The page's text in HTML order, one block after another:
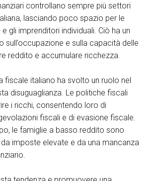
controllano sempre più settori
lasciando poco spazio per le
gli imprenditori individuali. Ciò ha un
sull’occupazione e sulla capacità delle
reddito e accumulare ricchezza.
fiscale italiano ha svolto un ruolo nel
disuguaglianza. Le politiche fiscali
i ricchi, consentendo loro di
fiscali e di evasione fiscale.
le famiglie a basso reddito sono
imposte elevate e da una mancanza